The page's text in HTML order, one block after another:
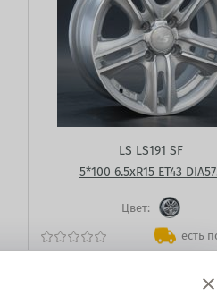
LS LS191 SF
5*100 6.5xR15 ET43
Цвет:
есть